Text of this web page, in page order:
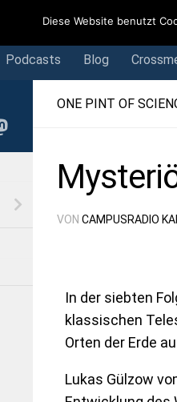
Podcasts Blog
Podcasts Blog
ONE PINT OF
VON CAMPUSRADIO
In der siebten
klassischen
Orten der Erde
Lukas Gülzow
Diese Website benutzt